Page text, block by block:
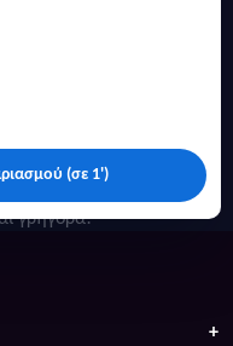
(σε 1')
γρήγορα!